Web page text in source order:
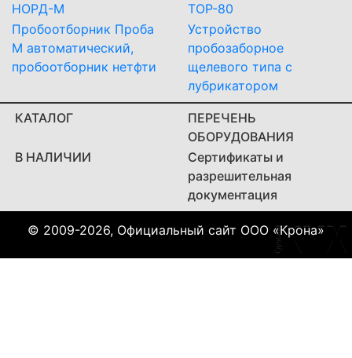
НОРД-М
ТОР-80
Пробоотборник Проба
М автоматический,
пробоотборник нетфти
Устройство
пробозаборное
щелевого типа с
лубрикатором
КАТАЛОГ
ПЕРЕЧЕНЬ
ОБОРУДОВАНИЯ
В НАЛИЧИИ
Сертификаты и
разрешительная
документация
© 2009-2026, Официальный сайт ООО «Крона»